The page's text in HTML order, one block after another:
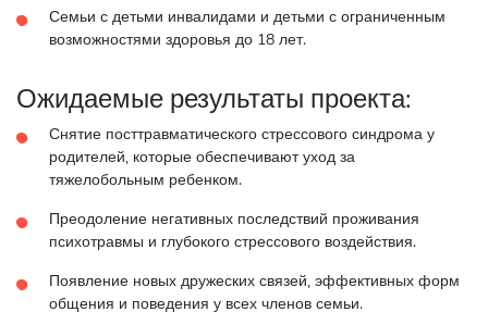
Семьи с детьми инвалидами и детьми с ограниченным
возможностями здоровья до 18 лет.
Ожидаемые результаты проекта:
Снятие посттравматического стрессового синдрома у
родителей, которые обеспечивают уход за
тяжелобольным ребенком.
Преодоление негативных последствий проживания
психотравмы и глубокого стрессового воздействия.
Появление новых дружеских связей, эффективных форм
общения и поведения у всех членов семьи.